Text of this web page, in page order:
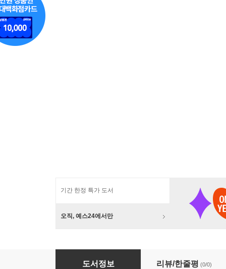
기간 한정 특가 도서
오직, 예스24에서만
Who? Special 손흥민 이강인 김민재 전3권 세
도서정보 리뷰/한줄평 (0/0)